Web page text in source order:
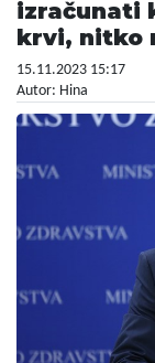
izračunati
krvi, nitko
15.11.2023 15:17
Autor: Hina